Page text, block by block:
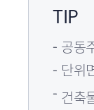
TIP
공동
단위
건축